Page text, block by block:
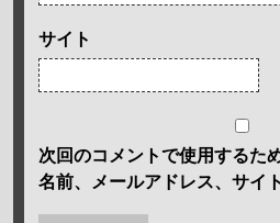
サイト
次回のコメントで使用するた
名前、メールアドレス、サイ